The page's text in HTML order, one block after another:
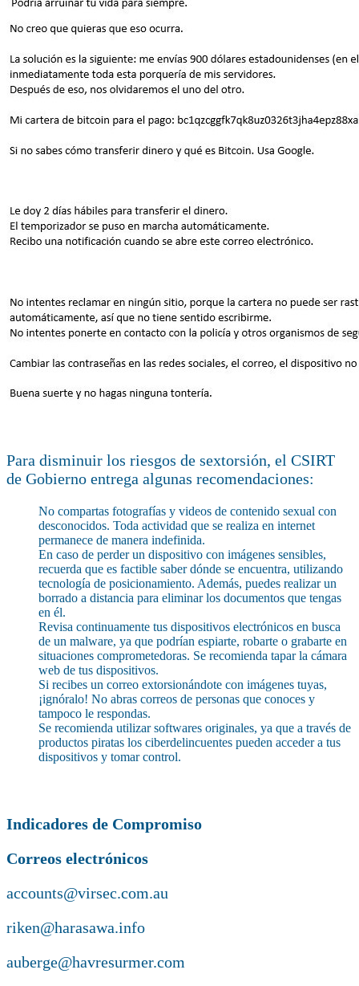
Para disminuir los riesgos de sextorsión, el CSIRT
de Gobierno entrega algunas recomendaciones:
No compartas fotografías y videos de contenido sexual con
desconocidos. Toda actividad que se realiza en internet
permanece de manera indefinida.
En caso de perder un dispositivo con imágenes sensibles,
recuerda que es factible saber dónde se encuentra, utilizando
tecnología de posicionamiento. Además, puedes realizar un
borrado a distancia para eliminar los documentos que tengas
en él.
Revisa continuamente tus dispositivos electrónicos en busca
de un malware, ya que podrían espiarte, robarte o grabarte en
situaciones comprometedoras. Se recomienda tapar la cámara
web de tus dispositivos.
Si recibes un correo extorsionándote con imágenes tuyas,
¡ignóralo! No abras correos de personas que conoces y
tampoco le respondas.
Se recomienda utilizar softwares originales, ya que a través de
productos piratas los ciberdelincuentes pueden acceder a tus
dispositivos y tomar control.
Indicadores de Compromiso
Correos electrónicos
accounts@virsec.com.au
riken@harasawa.info
auberge@havresurmer.com